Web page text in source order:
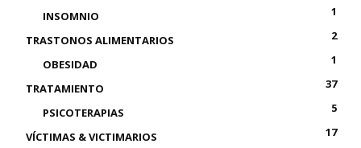
INSOMNIO
1
TRASTONOS ALIMENTARIOS
2
OBESIDAD
1
TRATAMIENTO
37
PSICOTERAPIAS
5
VÍCTIMAS & VICTIMARIOS
17